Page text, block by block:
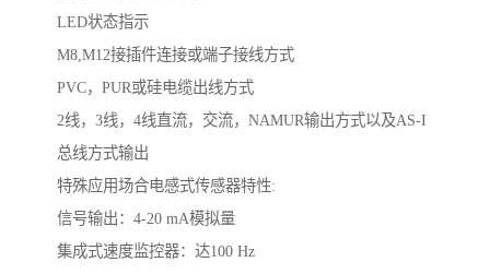
LED状态指示
M8,M12接插件连接或端子接线方式
PVC，PUR或硅电缆出线方式
2线，3线，4线直流，交流，NAMUR输出方式以及AS-I
总线方式输出
特殊应用场合电感式传感器特性:
信号输出：4-20 mA模拟量
集成式速度监控器：达100 Hz